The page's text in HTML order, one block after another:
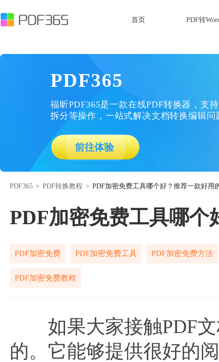
首页 PDF转
PDF365
福昕PDF365是一款在线PDF转换器，支
拆分等操作，一站式解决文档转换编辑问
前往体验
PDF365 > PDF转换教程 > PDF加密免费工具哪个好？推荐一款好用
PDF加密免费工具哪个
PDF加密免费 PDF加密免费工具 PDF加密免费方法
PDF加密免费教程
如果大家接触PDF文
的。它能够提供很好的